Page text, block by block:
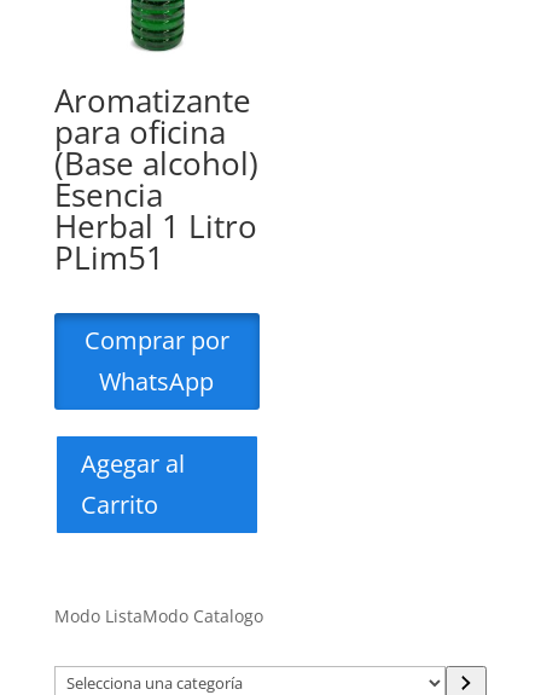
Aromatizante
para oficina
(Base alcohol)
Esencia
Herbal 1 Litro
PLim51
Comprar por
WhatsApp
Agegar al
Carrito
Modo ListaModo Catalogo
Selecciona